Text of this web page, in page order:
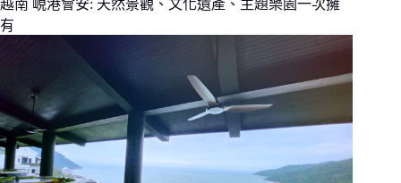
越南 峴港會安: 天然景觀、文化遺產、主題樂園一次擁
有